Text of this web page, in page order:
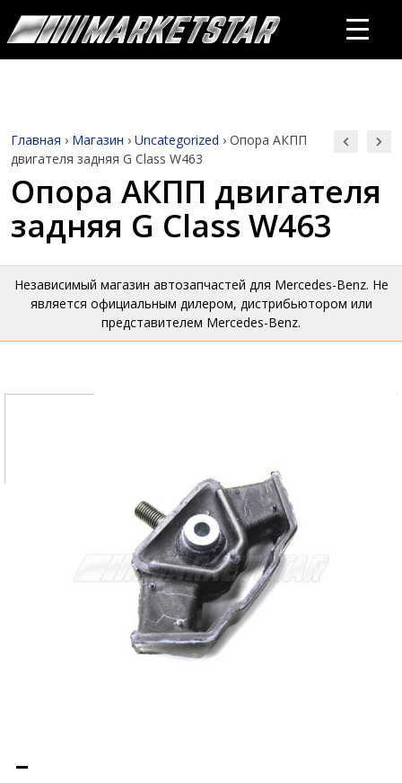
Главная › Магазин › Uncategorized › Опора АКПП
двигателя задняя G Class W463
Опора АКПП двигателя
задняя G Class W463
Независимый магазин автозапчастей для Mercedes-Benz. Не
является официальным дилером, дистрибьютором или
представителем Mercedes-Benz.